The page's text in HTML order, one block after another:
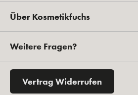
Über Kosmetikfuchs
Weitere Fragen?
Vertrag Widerrufen